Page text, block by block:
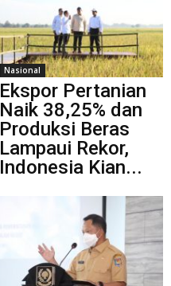
Nasional
Ekspor Pertanian
Naik 38,25% dan
Produksi Beras
Lampaui Rekor,
Indonesia Kian...